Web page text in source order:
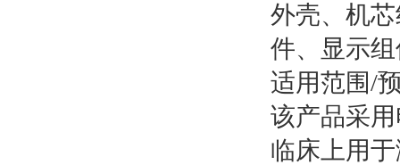
外壳、机
件、显示
适用范围/
该产品采
临床上用